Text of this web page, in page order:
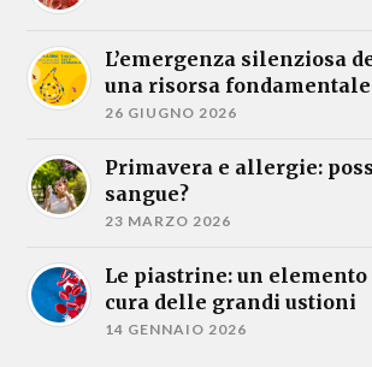
L’emergenza silenziosa
una risorsa fondamentale
26 GIUGNO 2026
Primavera e allergie:
sangue?
23 MARZO 2026
Le piastrine: un
cura delle grandi ustioni
14 GENNAIO 2026